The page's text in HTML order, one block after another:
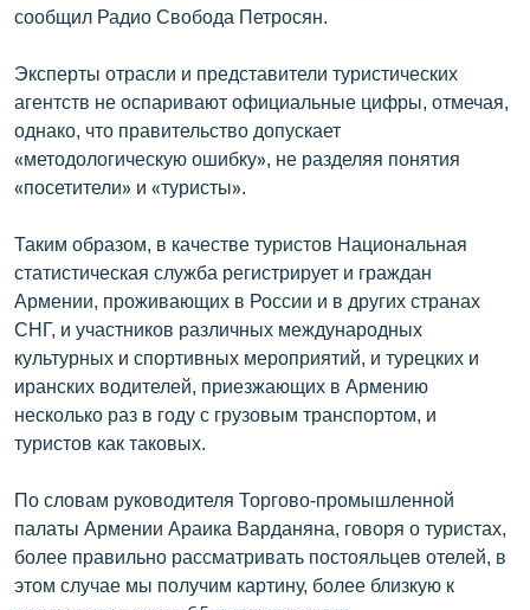
«Ազատության» բոլոր կայքերը
сообщил Радио Свобода Петросян.
Эксперты отрасли и представители туристических
агентств не оспаривают официальные цифры, отмечая,
однако, что правительство допускает
«методологическую ошибку», не разделяя понятия
«посетители» и «туристы».
Таким образом, в качестве туристов Национальная
статистическая служба регистрирует и граждан
Армении, проживающих в России и в других странах
СНГ, и участников различных международных
культурных и спортивных мероприятий, и турецких и
иранских водителей, приезжающих в Армению
несколько раз в году с грузовым транспортом, и
туристов как таковых.
По словам руководителя Торгово-промышленной
палаты Армении Араика Варданяна, говоря о туристах,
более правильно рассматривать постояльцев отелей, в
этом случае мы получим картину, более близкую к